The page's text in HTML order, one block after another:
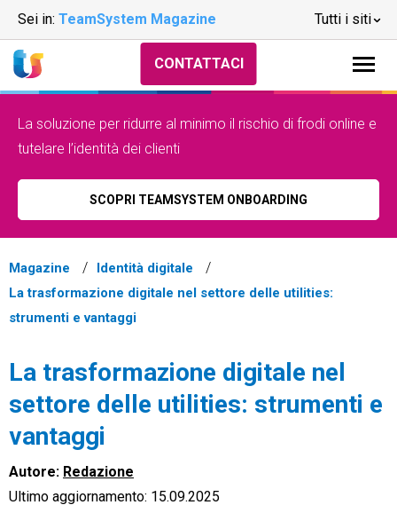
Sei in: TeamSystem Magazine Tutti i siti
CONTATTACI
La soluzione per ridurre al minimo il rischio di frodi online e
tutelare l’identità dei clienti
SCOPRI TEAMSYSTEM ONBOARDING
Magazine
Identità digitale
La trasformazione digitale nel settore delle utilities:
strumenti e vantaggi
La trasformazione digitale nel
settore delle utilities: strumenti e
vantaggi
Autore: Redazione
Ultimo aggiornamento: 15.09.2025